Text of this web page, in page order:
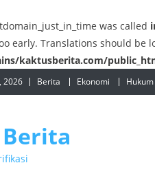
was called
early. Translations should be
kaktusberita.com/
2026 Berita Ekonomi